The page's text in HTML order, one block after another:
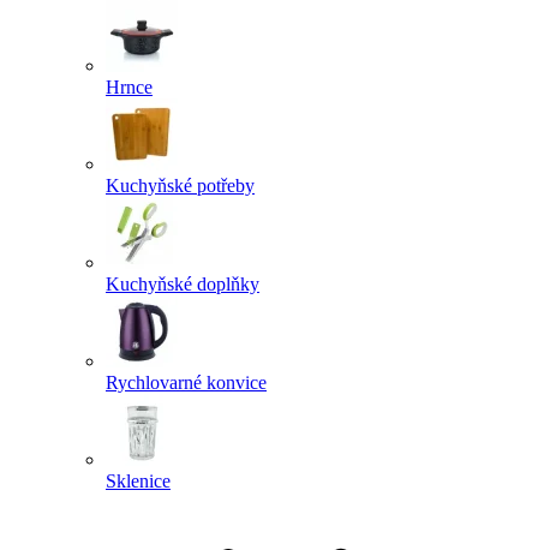
Hrnce
Kuchyňské potřeby
Kuchyňské doplňky
Rychlovarné konvice
Sklenice